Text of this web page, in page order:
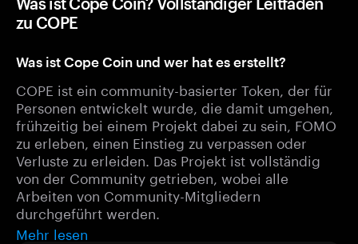
zu COPE
Was ist Cope Coin und wer hat es erstellt?
COPE ist ein community-basierter Token, der für
Personen entwickelt wurde, die damit umgehen,
frühzeitig bei einem Projekt dabei zu sein, FOMO
zu erleben, einen Einstieg zu verpassen oder
Verluste zu erleiden. Das Projekt ist vollständig
von der Community getrieben, wobei alle
Arbeiten von Community-Mitgliedern
durchgeführt werden.
Mehr lesen